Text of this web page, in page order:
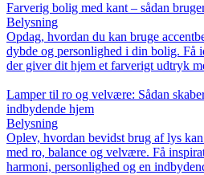
Farverig bolig med kant – sådan
Belysning
Opdag, hvordan du kan bruge
dybde og personlighed i din bolig. Få
der giver dit hjem et farverigt udtryk
Lamper til ro og velvære: Sådan
indbydende hjem
Belysning
Oplev, hvordan bevidst brug af lys
med ro, balance og velvære. Få
harmoni, personlighed og en